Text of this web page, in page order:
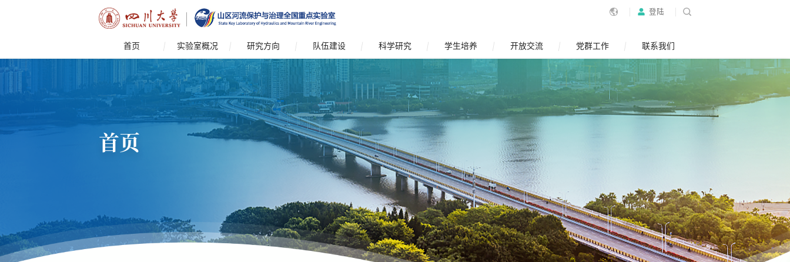
登陆
首页 实验室概况 研究方向 队伍建设 科学研究 学生培养 开放交流 党群工作 联系我们
首页